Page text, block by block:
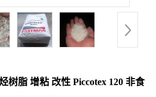
树脂 增粘 改性 Piccotex 120 非食